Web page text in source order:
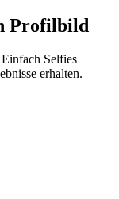
Profilbild
Selfies
erhalten.